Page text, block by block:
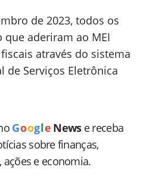
de 2023, todos os
que aderiram ao MEI
através do sistema
de Serviços Eletrônica
Goog le News e receba
sobre finanças,
e economia.